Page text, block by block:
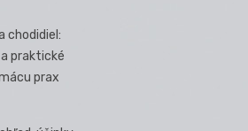
chodidiel:
praktické
prax